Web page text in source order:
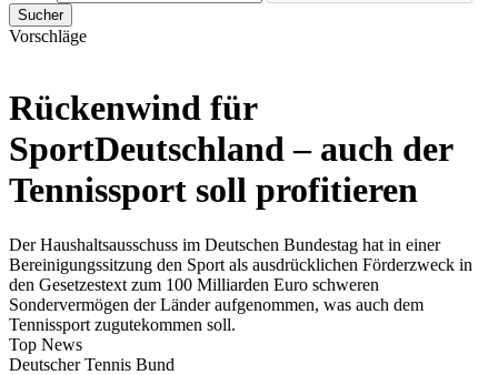
Sucher
Vorschläge
Rückenwind für
SportDeutschland – auch der
Tennissport soll profitieren
Der Haushaltsausschuss im Deutschen Bundestag hat in einer
Bereinigungssitzung den Sport als ausdrücklichen Förderzweck in
den Gesetzestext zum 100 Milliarden Euro schweren
Sondervermögen der Länder aufgenommen, was auch dem
Tennissport zugutekommen soll.
Top News
Deutscher Tennis Bund